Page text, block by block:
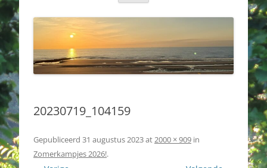
20230719_104159
Gepubliceerd 31 augustus 2023at2000 × 909 in
Zomerkampjes 2026!.